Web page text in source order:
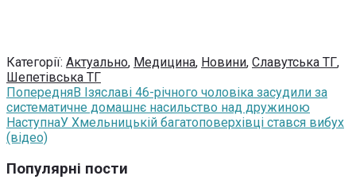
Категорії: Актуально, Медицина, Новини, Славутська ТГ,
Шепетівська ТГ
ПопередняВ Ізяславі 46-річного чоловіка засудили за
систематичне домашнє насильство над дружиною
НаступнаУ Хмельницькій багатоповерхівці стався вибух
(відео)
Популярні пости